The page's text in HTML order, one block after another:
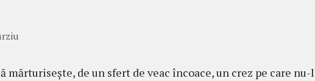
mărtu­ri­seşte, de un sfert de veac încoace, un crez pe care nu-l